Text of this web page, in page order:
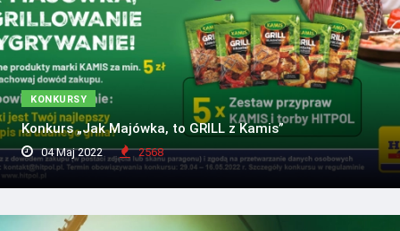
KONKURSY
Konkurs „Jak Majówka, to GRILL z Kamis”
04 Maj 2022 2568